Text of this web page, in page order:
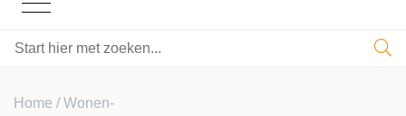
Home /Wonen-